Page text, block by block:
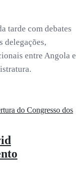
tarde com debates
delegações,
entre Angola e